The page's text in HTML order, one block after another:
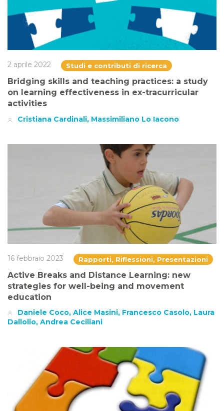
2 aprile 2022 Studi e contributi di ricerca
Bridging skills and teaching practices: a study
on learning effectiveness in ex-tracurricular
activities
Cristiana Cardinali, Massimiliano Lo Iacono
16 febbraio 2023 Rapporti, Riflessioni, Presentazioni
Active Breaks and Distance Learning: new
strategies for well-being and movement
education
Daniele Coco, Alice Masini, Francesco Casolo, Laura
Dallolio, Andrea Ceciliani